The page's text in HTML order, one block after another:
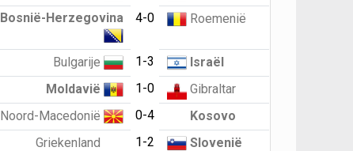
Bosnië-Herzegovina
4-0 Roemenië
Bulgarije 1-3
Israël
Moldavië
1-0
Gibraltar
Noord-Macedonië
0-4
Kosovo
Griekenland
1-2
Slovenië